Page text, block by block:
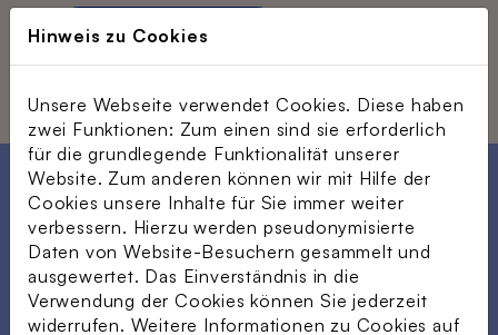
Hier geht's zum Quiz
Gesprächsreihe „Faktisch
betrachtet“
Bei derGesprächsreihe „Faktisch betrachtet“
kommen in sechs Episoden ältere Menschen
Hinweis zu Cookies
Unsere Webseite verwendet Cookies. Diese haben
zwei Funktionen: Zum einen sind sie erforderlich
für die grundlegende Funktionalität unserer
Website. Zum anderen können wir mit Hilfe der
Cookies unsere Inhalte für Sie immer weiter
verbessern. Hierzu werden pseudonymisierte
Daten von Website-Besuchern gesammelt und
ausgewertet. Das Einverständnis in die
Verwendung der Cookies können Sie jederzeit
widerrufen. Weitere Informationen zu Cookies auf